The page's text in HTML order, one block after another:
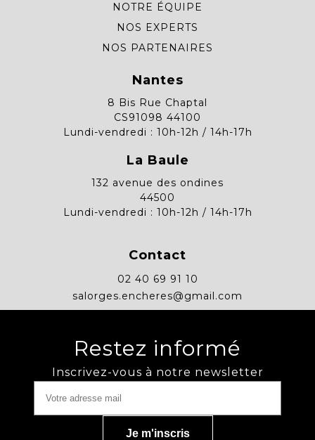
NOTRE ÉQUIPE
NOS EXPERTS
NOS PARTENAIRES
Nantes
8 Bis Rue Chaptal
CS91098 44100
Lundi-vendredi : 10h-12h / 14h-17h
La Baule
132 avenue des ondines
44500
Lundi-vendredi : 10h-12h / 14h-17h
Contact
02 40 69 91 10
salorges.encheres@gmail.com
Restez informé
Inscrivez-vous à notre newsletter